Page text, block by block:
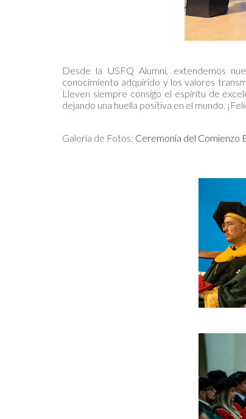
Desde la USFQ Alumni, extendemos
conocimiento adquirido y los valores
Lleven siempre consigo el espíritu de
dejando una huella positiva en el mundo.
Galería de Fotos: Ceremonia del Comienzo